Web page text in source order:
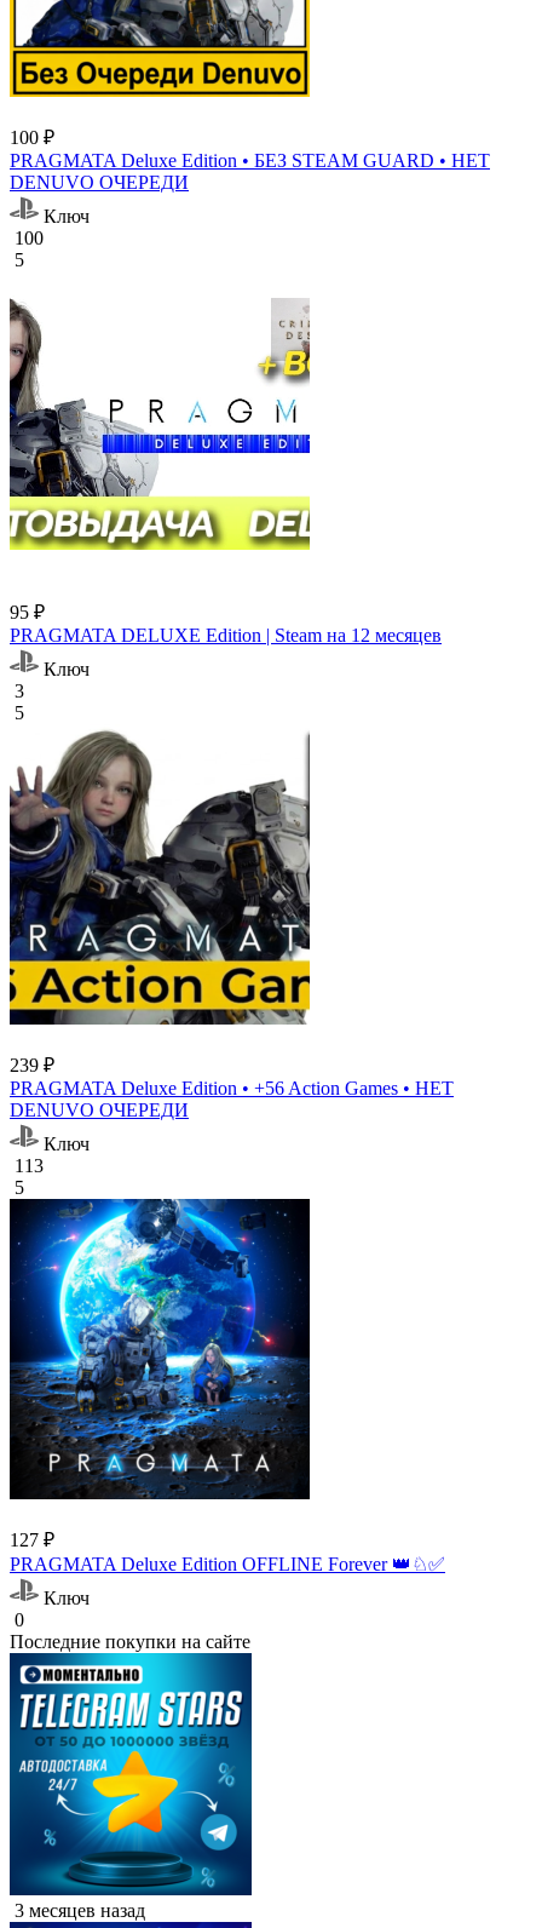
100 ₽
PRAGMATA Deluxe Edition • БЕЗ STEAM GUARD • НЕТ
DENUVO ОЧЕРЕДИ
Ключ
100
5
95 ₽
PRAGMATA DELUXE Edition | Steam на 12 месяцев
Ключ
3
5
239 ₽
PRAGMATA Deluxe Edition • +56 Action Games • НЕТ
DENUVO ОЧЕРЕДИ
Ключ
113
5
127 ₽
PRAGMATA Deluxe Edition OFFLINE Forever 👑♘✅
Ключ
0
Последние покупки на сайте
3 месяцев назад